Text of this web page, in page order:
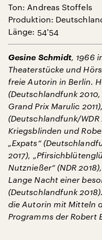
Ton: Andreas Stoffels
Produktion:
Länge: 54'54
Gesine Schmidt, 1966
Theaterstücke und
freie Autorin in Berlin.
(Deutschlandfunk
Grand Prix Marulic
(Deutschlandfunk/
Kriegsblinden und
„Expats“
2017),
Nutznießer“ (NDR
Lange Nacht einer
(Deutschlandfunk
die Autorin mit Mitteln
Programms der